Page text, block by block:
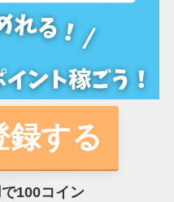
録する
100コイン